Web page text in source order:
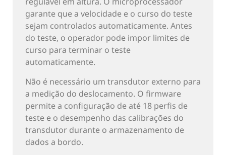
garante que a velocidade e o curso do teste
sejam controlados automaticamente. Antes
do teste, o operador pode impor limites de
curso para terminar o teste
automaticamente.
Não é necessário um transdutor externo para
a medição do deslocamento. O firmware
permite a configuração de até 18 perfis de
teste e o desempenho das calibrações do
transdutor durante o armazenamento de
dados a bordo.